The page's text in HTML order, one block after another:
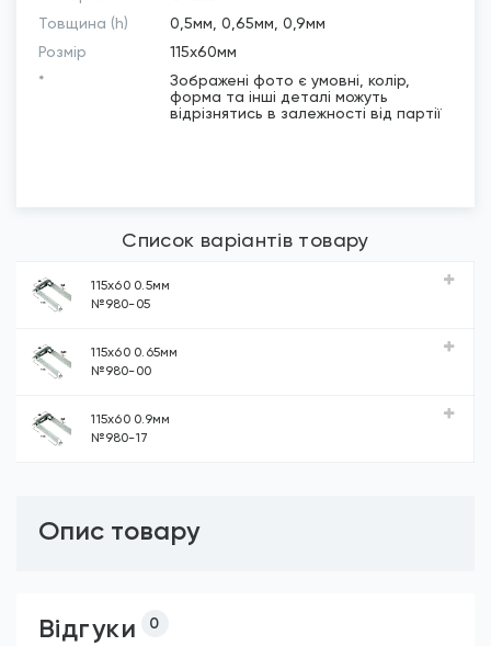
Товщина (h)
0,5мм, 0,65мм, 0,9мм
Розмір
115х60мм
*
Зображені фото є умовні, колір,
форма та інші деталі можуть
відрізнятись в залежності від партії
Список варіантів товару
115х60 0.5мм
№980-05
115х60 0.65мм
№980-00
115х60 0.9мм
№980-17
Опис товару
Відгуки 0